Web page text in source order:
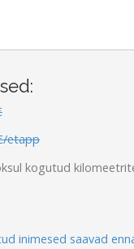
etapp
kogutud
inimesed saavad